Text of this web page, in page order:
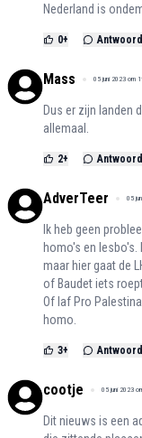
Nederland is
0+ Antwoord
Mass 05 juni 2023 om
Dus er zijn landen
allemaal.
2+ Antwoord
AdverTeer 05
Ik heb geen
homo's en
maar hier gaat de
of Baudet iets
Of laf Pro
homo.
3+ Antwoord
cootje 05 juni 2023
Dit nieuws is een